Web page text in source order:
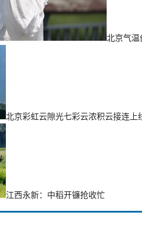
北京气温
北京彩虹云隙光七彩云浓积云接连上
江西永新：中稻开镰抢收忙